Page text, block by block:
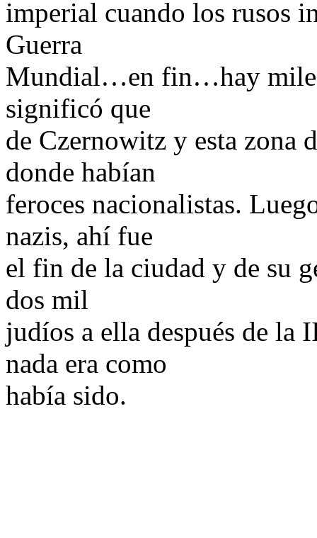
imperial cuando los rusos
Guerra
Mundial…en fin…hay
significó que
de Czernowitz y esta zona
donde habían
feroces nacionalistas.
nazis, ahí fue
el fin de la ciudad y de su
dos mil
judíos a ella después de la
nada era como
había sido.